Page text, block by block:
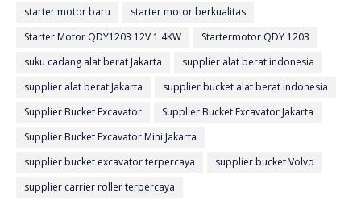
starter motor baru
starter motor berkualitas
Starter Motor QDY1203 12V 1.4KW
Startermotor QDY 1203
suku cadang alat berat Jakarta
supplier alat berat indonesia
supplier alat berat Jakarta
supplier bucket alat berat indonesia
Supplier Bucket Excavator
Supplier Bucket Excavator Jakarta
Supplier Bucket Excavator Mini Jakarta
supplier bucket excavator terpercaya
supplier bucket Volvo
supplier carrier roller terpercaya